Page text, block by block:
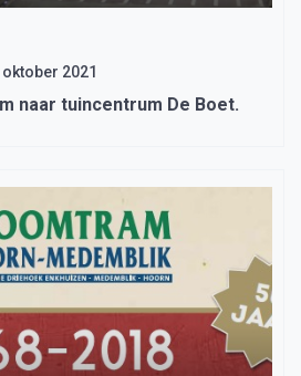
oktober 2021
naar tuincentrum De Boet.